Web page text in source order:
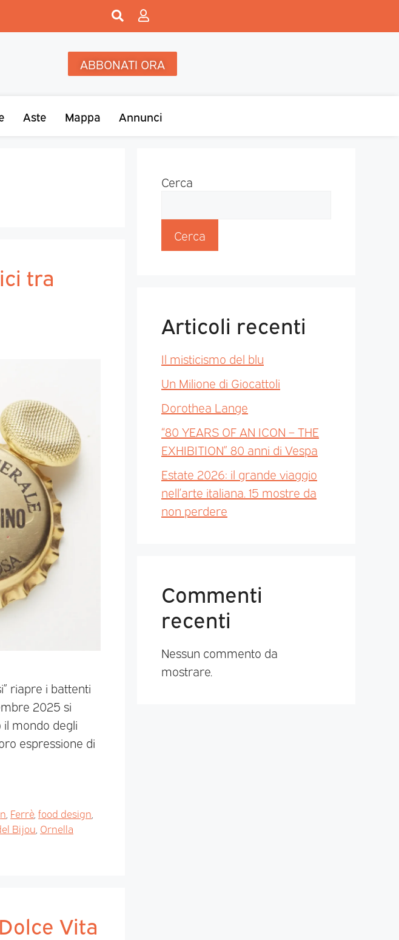
ABBONATI ORA
Aste Mappa Annunci
tra
riapre i battenti
2025 si
mondo degli
espressione di
Ferrè,food design
Bijou Ornella
Vita
Cerca
Cerca
Articoli recenti
Il misticismo del blu
Un Milione di Giocattoli
Dorothea Lange
“80 YEARS OF AN ICON – THE
EXHIBITION” 80 anni di Vespa
Estate 2026: il grande viaggio
nell’arte italiana. 15 mostre da
non perdere
Commenti
recenti
Nessun commento da
mostrare.